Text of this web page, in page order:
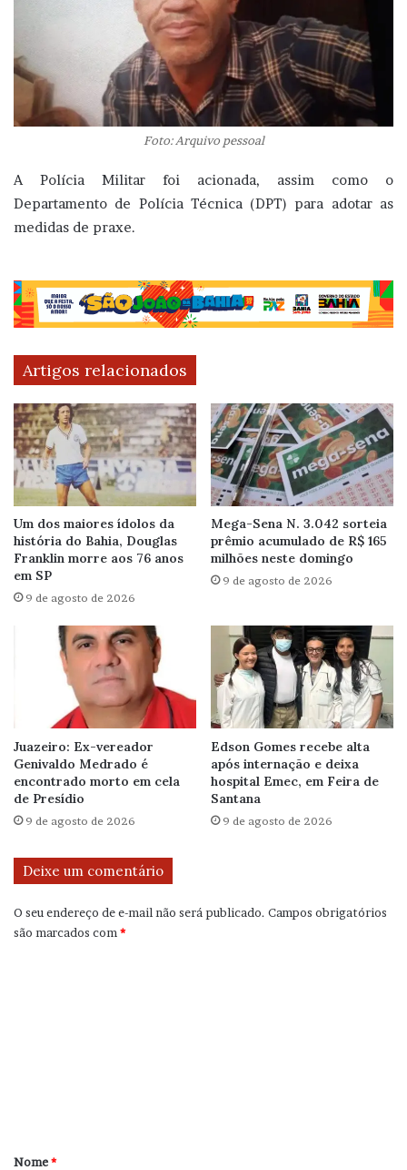
Foto: Arquivo pessoal
A Polícia Militar foi acionada, assim como o
Departamento de Polícia Técnica (DPT) para adotar as
medidas de praxe.
Artigos relacionados
Um dos maiores ídolos da
história do Bahia, Douglas
Franklin morre aos 76 anos
em SP
9 de agosto de 2026
Mega-Sena N. 3.042 sorteia
prêmio acumulado de R$ 165
milhões neste domingo
9 de agosto de 2026
Juazeiro: Ex-vereador
Genivaldo Medrado é
encontrado morto em cela
de Presídio
9 de agosto de 2026
Edson Gomes recebe alta
após internação e deixa
hospital Emec, em Feira de
Santana
9 de agosto de 2026
Deixe um comentário
O seu endereço de e-mail não será publicado. Campos obrigatórios
são marcados com *
r
Nome*